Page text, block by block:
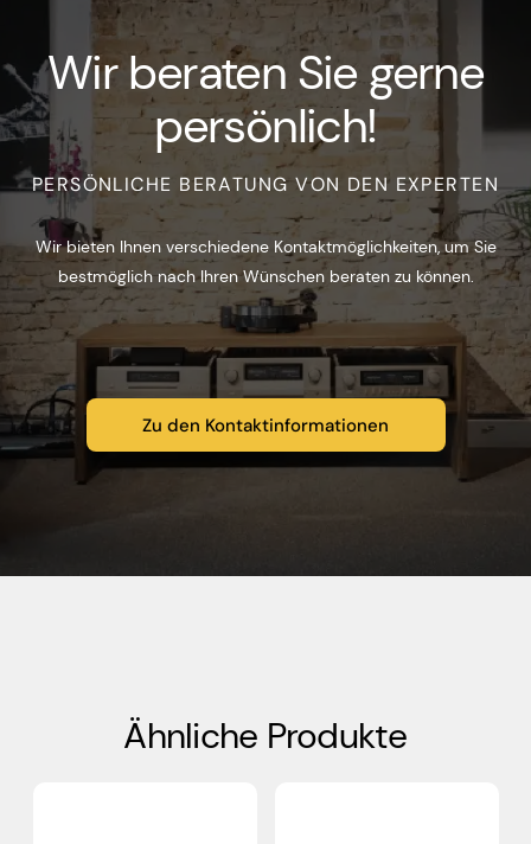
Wir beraten Sie gerne
persönlich!
PERSÖNLICHE BERATUNG VON DEN EXPERTEN
Wir bieten Ihnen verschiedene Kontaktmöglichkeiten, um Sie
bestmöglich nach Ihren Wünschen beraten zu können.
Zu den Kontaktinformationen
Ähnliche Produkte